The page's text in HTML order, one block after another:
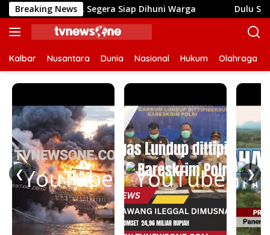
Langsung
ke
konten
Breaking News
Segera Siap Dihuni Warga Dulu Sulit Air
Kalbar Nusantara Dunia Nasional Hukum Olahraga
❮ ❯